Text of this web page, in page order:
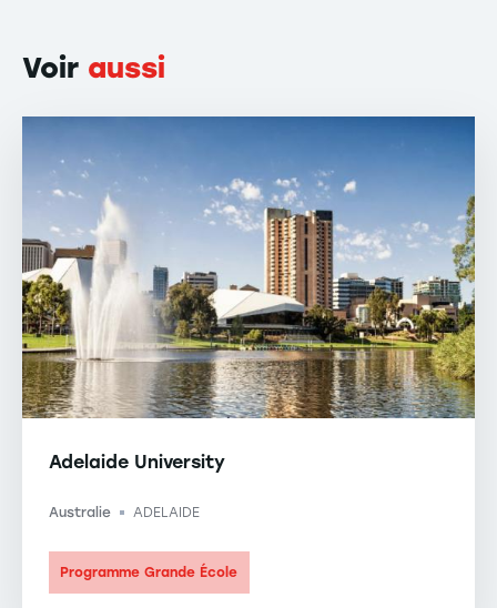
Voir aussi
Adelaide University
Australie -ADELAIDE
Programme Grande École